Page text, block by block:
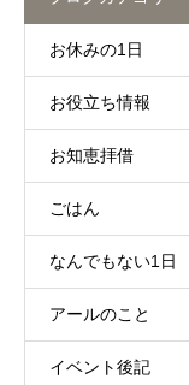
お休みの1日
お役立ち情報
お知恵拝借
ごはん
なんでもない1日
アールのこと
イベント後記